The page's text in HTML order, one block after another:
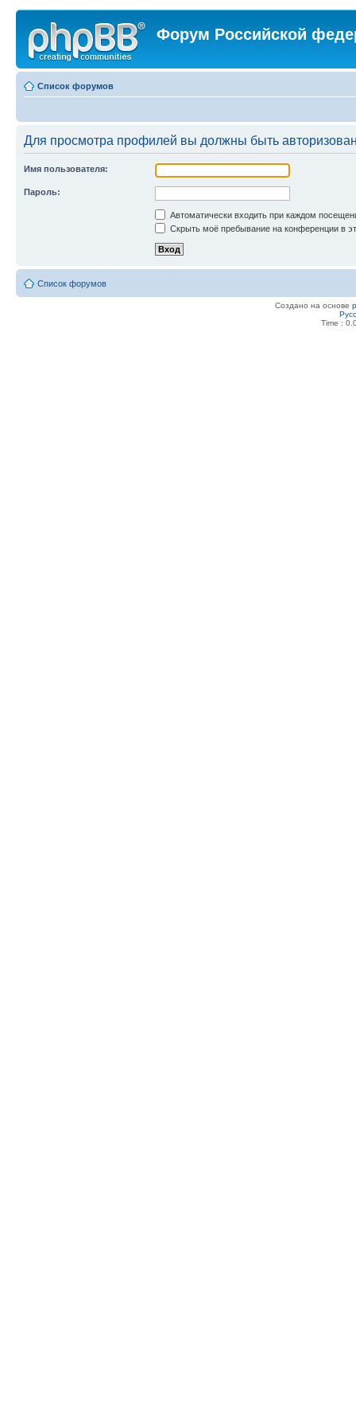
Форум Российской
Список форумов
Для просмотра профилей вы должны быть
Имя пользователя:
Пароль:
Автоматически входить при каждом
Скрыть моё пребывание на конференции в
Список форумов
Создано на основе
Time :